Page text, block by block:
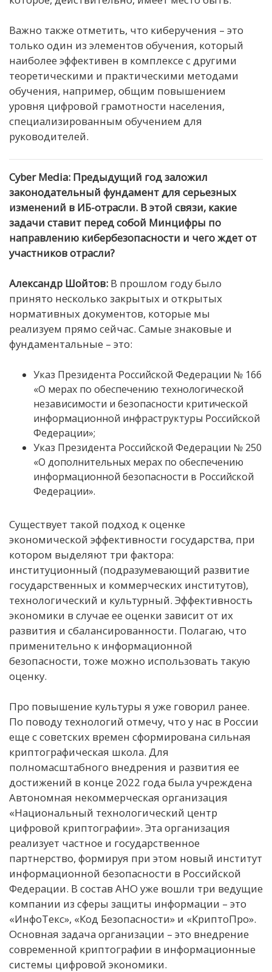
Важно также отметить, что киберучения – это
только один из элементов обучения, который
наиболее эффективен в комплексе с другими
теоретическими и практическими методами
обучения, например, общим повышением
уровня цифровой грамотности населения,
специализированным обучением для
руководителей.
Cyber Media: Предыдущий год заложил
законодательный фундамент для серьезных
изменений в ИБ-отрасли. В этой связи, какие
задачи ставит перед собой Минцифры по
направлению кибербезопасности и чего ждет от
участников отрасли?
Александр Шойтов: В прошлом году было
принято несколько закрытых и открытых
нормативных документов, которые мы
реализуем прямо сейчас. Самые знаковые и
фундаментальные – это:
Указ Президента Российской Федерации № 166
«О мерах по обеспечению технологической
независимости и безопасности критической
информационной инфраструктуры Российской
Федерации»;
Указ Президента Российской Федерации № 250
«О дополнительных мерах по обеспечению
информационной безопасности в Российской
Федерации».
Существует такой подход к оценке
экономической эффективности государства, при
котором выделяют три фактора:
институционный (подразумевающий развитие
государственных и коммерческих институтов),
технологический и культурный. Эффективность
экономики в случае ее оценки зависит от их
развития и сбалансированности. Полагаю, что
применительно к информационной
безопасности, тоже можно использовать такую
оценку.
Про повышение культуры я уже говорил ранее.
По поводу технологий отмечу, что у нас в России
еще с советских времен сформирована сильная
криптографическая школа. Для
полномасштабного внедрения и развития ее
достижений в конце 2022 года была учреждена
Автономная некоммерческая организация
«Национальный технологический центр
цифровой криптографии». Эта организация
реализует частное и государственное
партнерство, формируя при этом новый институт
информационной безопасности в Российской
Федерации. В состав АНО уже вошли три ведущие
компании из сферы защиты информации – это
«ИнфоТекс», «Код Безопасности» и «КриптоПро».
Основная задача организации – это внедрение
современной криптографии в информационные
системы цифровой экономики.